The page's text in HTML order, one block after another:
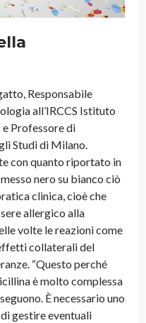
Responsabile
all’IRCCS Istituto
Professore di
Studi di Milano.
con quanto riportato in
nero su bianco ciò
clinica, cioè che
allergico alla
volte le reazioni come
collaterali del
“Questo perché
è molto complessa
È necessario uno
gestire eventuali